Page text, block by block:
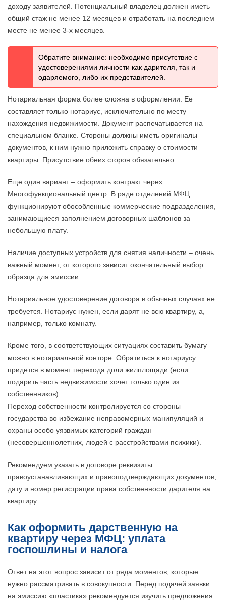
доходу заявителей. Потенциальный владелец должен иметь
общий стаж не менее 12 месяцев и отработать на последнем
месте не менее 3-х месяцев.
Обратите внимание: необходимо присутствие с
удостоверениями личности как дарителя, так и
одаряемого, либо их представителей.
Нотариальная форма более сложна в оформлении. Ее
составляет только нотариус, исключительно по месту
нахождения недвижимости. Документ распечатывается на
специальном бланке. Стороны должны иметь оригиналы
документов, к ним нужно приложить справку о стоимости
квартиры. Присутствие обеих сторон обязательно.
Еще один вариант – оформить контракт через
Многофункциональный центр. В ряде отделений МФЦ
функционируют обособленные коммерческие подразделения,
занимающиеся заполнением договорных шаблонов за
небольшую плату.
Наличие доступных устройств для снятия наличности – очень
важный момент, от которого зависит окончательный выбор
образца для эмиссии.
Нотариальное удостоверение договора в обычных случаях не
требуется. Нотариус нужен, если дарят не всю квартиру, а,
например, только комнату.
Кроме того, в соответствующих ситуациях составить бумагу
можно в нотариальной конторе. Обратиться к нотариусу
придется в момент перехода доли жилплощади (если
подарить часть недвижимости хочет только один из
собственников).
Переход собственности контролируется со стороны
государства во избежание неправомерных манипуляций и
охраны особо уязвимых категорий граждан
(несовершеннолетних, людей с расстройствами психики).
Рекомендуем указать в договоре реквизиты
правоустанавливающих и правоподтверждающих документов,
дату и номер регистрации права собственности дарителя на
квартиру.
Как оформить дарственную на
квартиру через МФЦ: уплата
госпошлины и налога
Ответ на этот вопрос зависит от ряда моментов, которые
нужно рассматривать в совокупности. Перед подачей заявки
на эмиссию «пластика» рекомендуется изучить предложения